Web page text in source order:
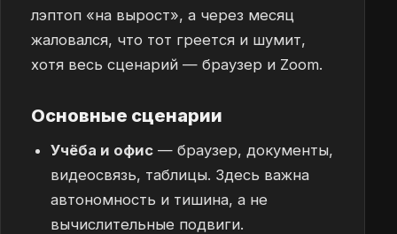
лэптоп «на вырост», а через месяц
жаловался, что тот греется и шумит,
хотя весь сценарий — браузер и Zoom.
Основные сценарии
Учёба и офис— браузер, документы,
видеосвязь, таблицы. Здесь важна
автономность и тишина, а не
вычислительные подвиги.